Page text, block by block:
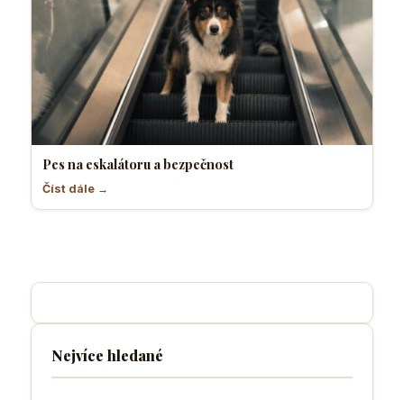
Pes na eskalátoru a bezpečnost
Číst dále →
Nejvíce hledané